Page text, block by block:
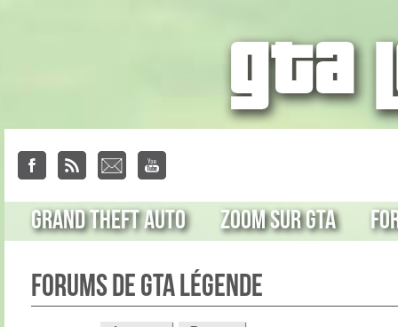
Grand Theft Auto Zoom sur GTA
Forums de GTA Légende